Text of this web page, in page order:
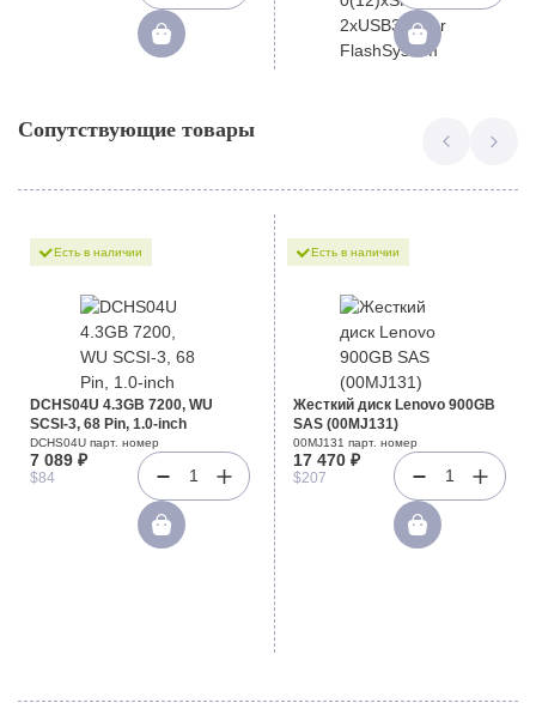
G3 2076-724(02PX429)
Сопутствующие товары
Есть в наличии
DCHS04U 4.3GB 7200, WU
SCSI-3, 68 Pin, 1.0-inch
DCHS04U парт. номер
7 089 ₽
$84 1
Есть в наличии
Жесткий диск Lenovo 900GB
SAS (00MJ131)
00MJ131 парт. номер
17 470 ₽
$207 1